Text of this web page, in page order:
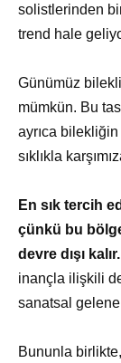
solistlerinden
trend hale
Günümüz
mümkün. Bu
ayrıca bilekliğin
sıklıkla
En sık tercih
çünkü bu
devre dışı kalır.
inançla ilişkili
sanatsal
Bununla